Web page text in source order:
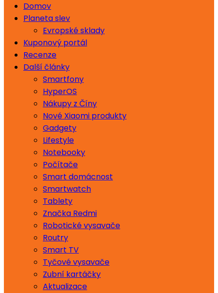
Domov
Planeta slev
Evropské sklady
Kuponový portál
Recenze
Další články
Smartfony
HyperOS
Nákupy z Číny
Nové Xiaomi produkty
Gadgety
Lifestyle
Notebooky
Počítače
Smart domácnost
Smartwatch
Tablety
Značka Redmi
Robotické vysavače
Routry
Smart TV
Tyčové vysavače
Zubní kartáčky
Aktualizace